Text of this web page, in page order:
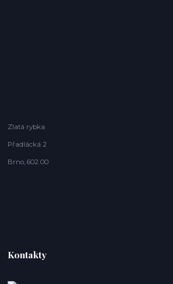
Zlatá rybka
Přadlácká 2
Brno, 602 00
Kontakty